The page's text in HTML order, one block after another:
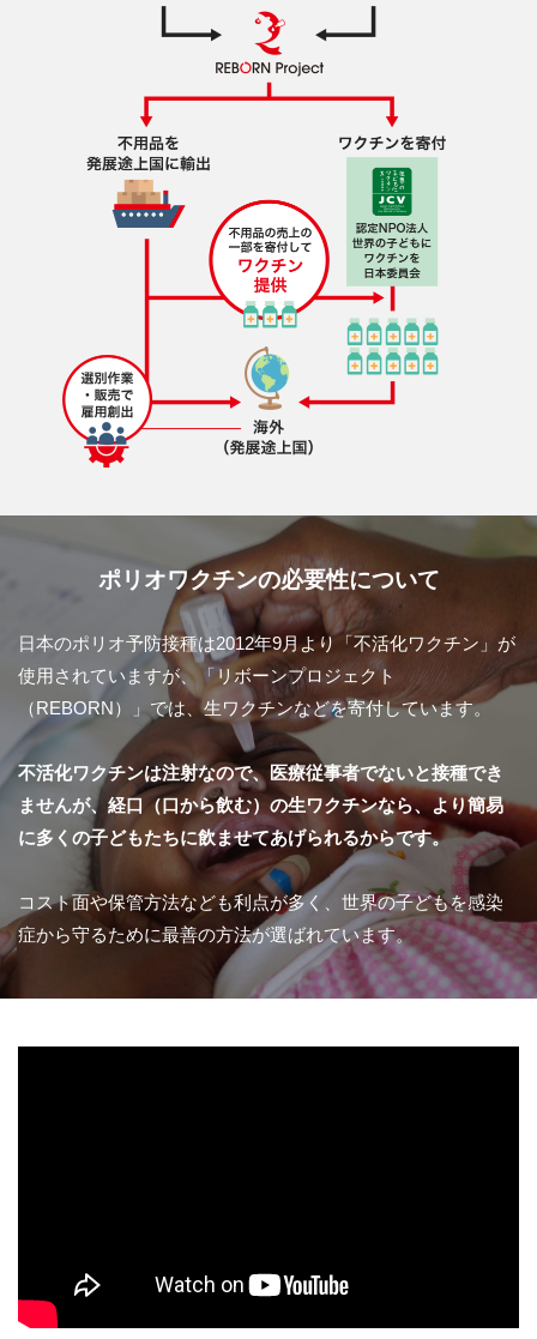
ポリオワクチンの必要性について
日本のポリオ予防接種は2012年9月より「不活化ワクチン」が
使用されていますが、「リボーンプロジェクト
（REBORN）」では、生ワクチンなどを寄付しています。
不活化ワクチンは注射なので、医療従事者でないと接種でき
ませんが、経口（口から飲む）の生ワクチンなら、より簡易
に多くの子どもたちに飲ませてあげられるからです。
コスト面や保管方法なども利点が多く、世界の子どもを感染
症から守るために最善の方法が選ばれています。